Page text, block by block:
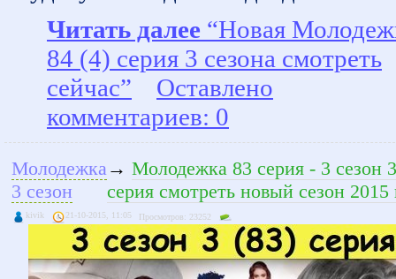
Читать далее “Новая
84 (4) серия 3 сезона смотреть
сейчас”
Оставлено
комментариев: 0
Молодежка
3 сезон
→ Молодежка 83 серия - 3 сезон 3
серия смотреть новый сезон 2015
kivik 21-10-2015, 11:05 Просмотров: 23252